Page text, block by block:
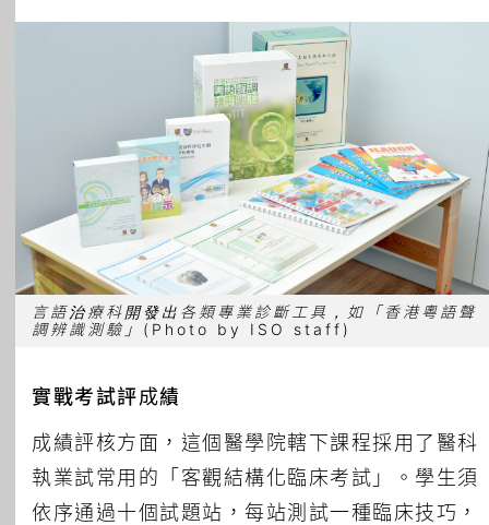
言語治療科開發出各類專業診斷工具，如「香港粵語聲
調辨識測驗」 (Photo by ISO staff)
實戰考試評成績
成績評核方面，這個醫學院轄下課程採用了醫科
執業試常用的「客觀結構化臨床考試」。學生須
依序通過十個試題站，每站測試一種臨床技巧，